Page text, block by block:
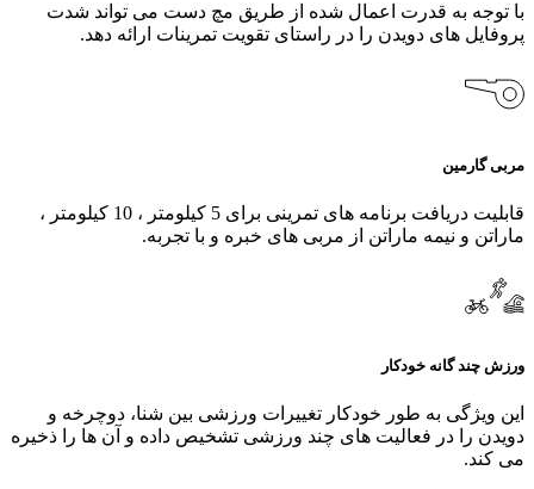
با توجه به قدرت اعمال شده از طریق مچ دست می تواند شدت
پروفایل های دویدن را در راستای تقویت تمرینات ارائه دهد.
مربی گارمین
قابلیت دریافت برنامه های تمرینی برای 5 کیلومتر ، 10 کیلومتر ،
ماراتن و نیمه ماراتن از مربی های خبره و با تجربه.
ورزش چند گانه خودکار
این ویژگی به طور خودکار تغییرات ورزشی بین شنا، دوچرخه و
دویدن را در فعالیت‌ های چند ورزشی تشخیص داده و آن ها را ذخیره
می کند.